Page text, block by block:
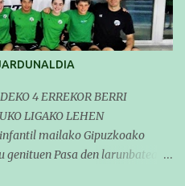
4 ERREKOR BERRI
LIGAKO LEHEN
mailako Gipuzkoako
Pasa den larunbatean